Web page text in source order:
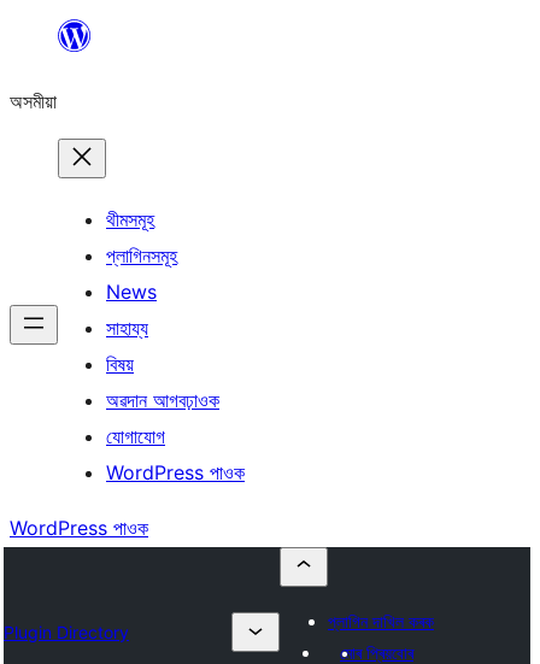
বিষয়বস্তুলৈ
অসমীয়া
থীমসমূহ
প্লাগিনসমূহ
News
সাহায্য
বিষয়
অৱদান আগবঢ়াওক
যোগাযোগ
WordPress পাওক
WordPress পাওক
Plugin Directory
প্লাগিন দাখিল কৰক
মোৰ প্ৰিয়বোৰ